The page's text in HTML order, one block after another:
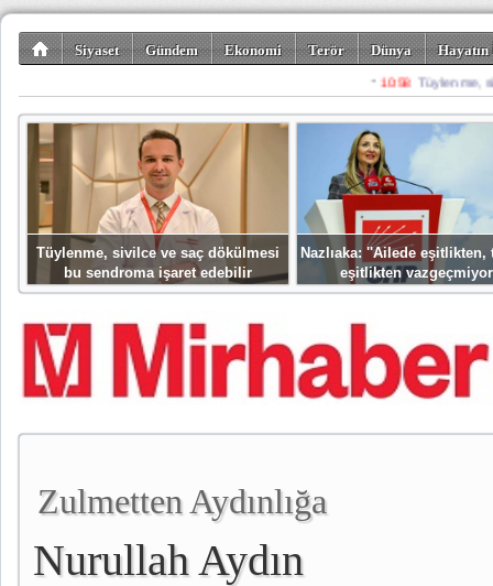
Siyaset Gündem Ekonomi Terör Dünya
Spor Misafir
Tüylenme, sivilce ve saç dökülmesi
bu sendroma işaret edebilir
Nazlıaka: ''Ailede eşitlikten,
eşitlikten
Zulmetten Aydınlığa
Nurullah Aydın